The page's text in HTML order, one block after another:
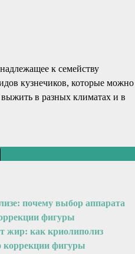
к семейству
кузнечиков, которые можно
в разных климатах и в
почему выбор аппарата
фигуры
жир: как криолиполиз
коррекции фигуры